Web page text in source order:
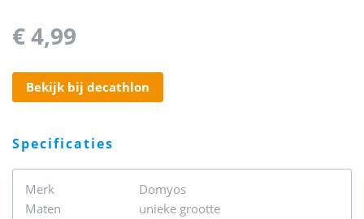
€ 4,99
bekijk bij decathlon
specificaties
Merk
Domyos
Maten
unieke grootte